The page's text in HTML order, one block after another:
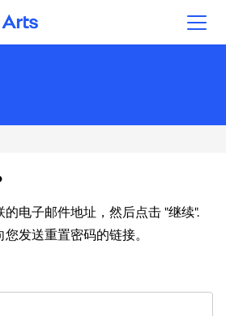
Arts
电子邮件地址，然后点击 "继续".
发送重置密码的链接。
码